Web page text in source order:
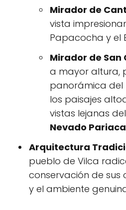
Mirador de
vista
Papacocha y el
Mirador de San
a mayor altura,
panorámica del
los paisajes
vistas lejanas
Nevado
Arquitectura
pueblo de Vilca
conservación de sus
y el ambiente